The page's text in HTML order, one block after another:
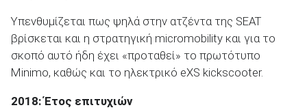
Υπενθυμίζεται πως ψηλά στην ατζέντα της SEAT
βρίσκεται και η στρατηγική micromobility και για το
σκοπό αυτό ήδη έχει «προταθεί» το πρωτότυπο
Minimo, καθώς και το ηλεκτρικό eXS kickscooter.
2018: Έτος επιτυχιών